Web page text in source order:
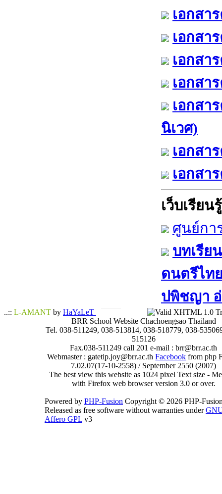
เอกสา
เอกสา
เอกสา
เอกสา
เอกสา
นิเวศ)
เอกสา
เอกสา
เว็บเรียนรู้
ศูนย์กา
บทเรีย
ดนตรีไท
ปพิชญา​ อ่
..:: L-AMANT by HaYaLeT
BRR School Website Chachoengsao Thailand
Tel. 038-511249, 038-513814, 038-518779, 038-
515126
Fax.038-511249 call 201 e-mail : brr@brr.ac.th
Webmaster : gatetip.joy@brr.ac.thFacebook from php
7.02.07(17-10-2558) / September 2550 (2007)
The best view this website as 1024 pixel Text size -
with Firefox web browser version 3.0 or over.
Powered by PHP-Fusion Copyright © 2026 PHP-
Released as free software without warranties under
Affero GPL v3